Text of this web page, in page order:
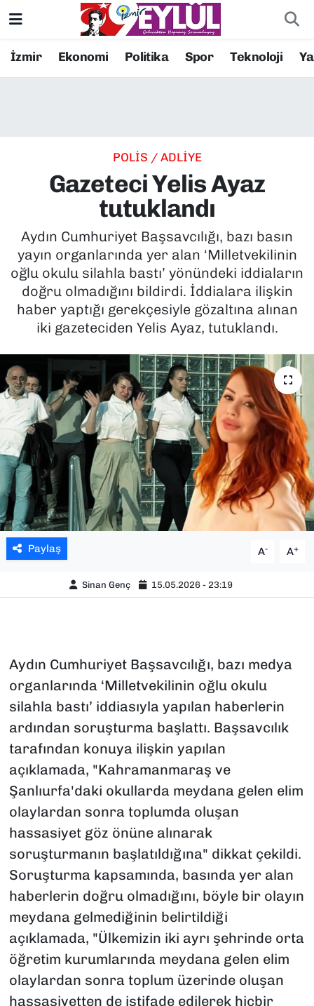
İzmir Ekonomi Politika Spor Teknoloji
POLİS / ADLİYE
Gazeteci Yelis Ayaz
tutuklandı
Aydın Cumhuriyet Başsavcılığı, bazı basın
yayın organlarında yer alan ‘Milletvekilinin
oğlu okulu silahla bastı’ yönündeki iddiaların
doğru olmadığını bildirdi. İddialara ilişkin
haber yaptığı gerekçesiyle gözaltına alınan
iki gazeteciden Yelis Ayaz, tutuklandı.
Paylaş A- A+
Sinan Genç 15.05.2026 - 23:19
Aydın Cumhuriyet Başsavcılığı, bazı medya
organlarında ‘Milletvekilinin oğlu okulu
silahla bastı’ iddiasıyla yapılan haberlerin
ardından soruşturma başlattı. Başsavcılık
tarafından konuya ilişkin yapılan
açıklamada, "Kahramanmaraş ve
Şanlıurfa'daki okullarda meydana gelen elim
olaylardan sonra toplumda oluşan
hassasiyet göz önüne alınarak
soruşturmanın başlatıldığına" dikkat çekildi.
Soruşturma kapsamında, basında yer alan
haberlerin doğru olmadığını, böyle bir olayın
meydana gelmediğinin belirtildiği
açıklamada, "Ülkemizin iki ayrı şehrinde orta
öğretim kurumlarında meydana gelen elim
olaylardan sonra toplum üzerinde oluşan
hassasiyetten de istifade edilerek hiçbir
Resmi İlanlar
EKONOMİ
KÜLTÜR SANAT
MAGAZİN
POLİTİKA
SAĞLIK
SPOR
TEKNOLOJİ
YAŞAM
YEREL YÖNETİMLER
Konak Nöbetçi Eczaneler
Süper Lig Puan Durumu ve Fikstür
Tüm Manşetler
Son Dakika Haberleri
Haber Arşivi